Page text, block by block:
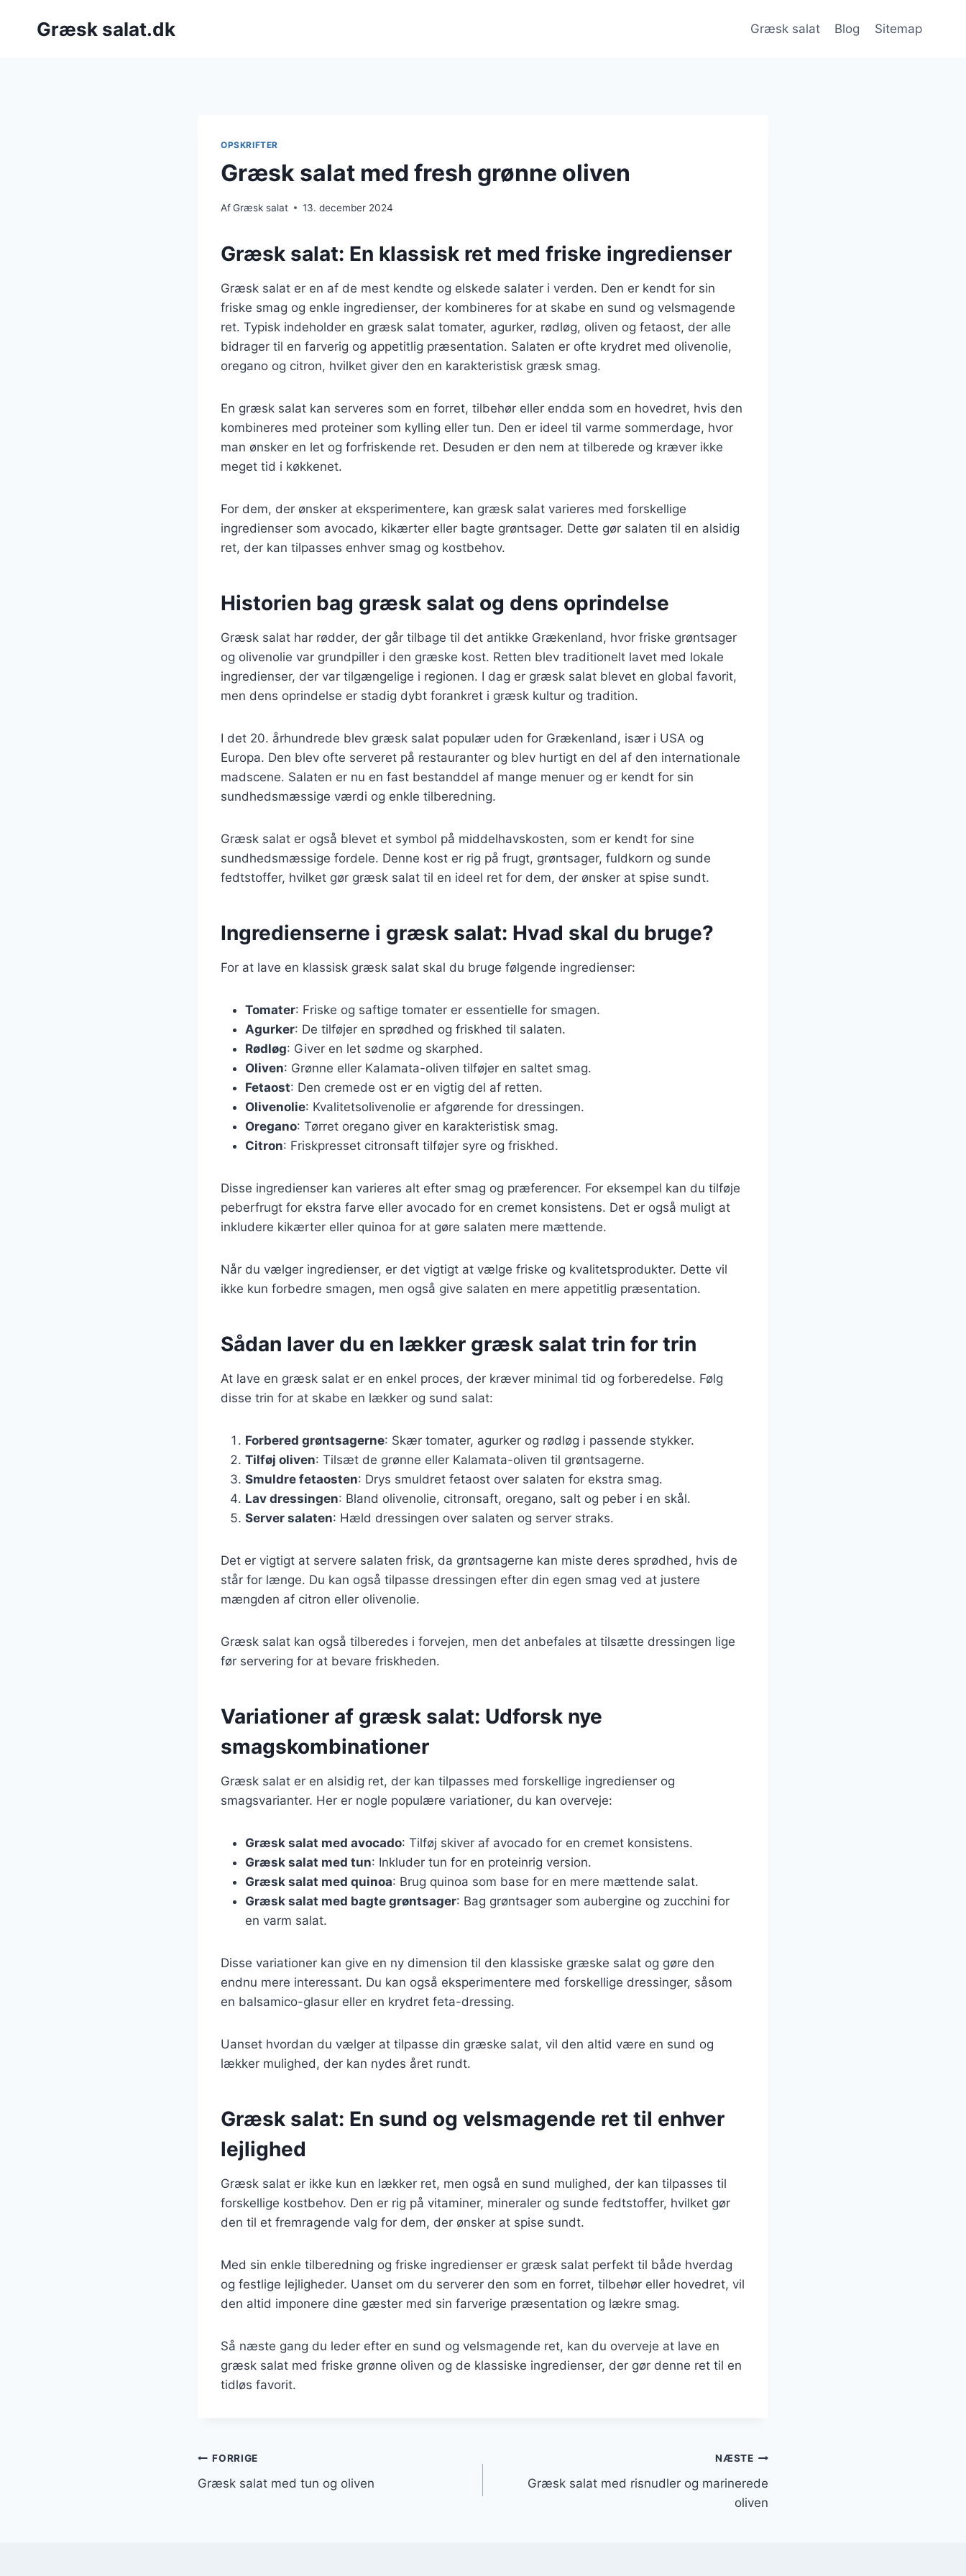
Græsk salat.dk Græsk salat Blog Sitemap
OPSKRIFTER
Græsk salat med fresh grønne oliven
AfGræsk salat 13. december 2024
Græsk salat: En klassisk ret med friske ingredienser
Græsk salat er en af de mest kendte og elskede salater i verden. Den er kendt for sin
friske smag og enkle ingredienser, der kombineres for at skabe en sund og velsmagende
ret. Typisk indeholder en græsk salat tomater, agurker, rødløg, oliven og fetaost, der alle
bidrager til en farverig og appetitlig præsentation. Salaten er ofte krydret med olivenolie,
oregano og citron, hvilket giver den en karakteristisk græsk smag.
En græsk salat kan serveres som en forret, tilbehør eller endda som en hovedret, hvis den
kombineres med proteiner som kylling eller tun. Den er ideel til varme sommerdage, hvor
man ønsker en let og forfriskende ret. Desuden er den nem at tilberede og kræver ikke
meget tid i køkkenet.
For dem, der ønsker at eksperimentere, kan græsk salat varieres med forskellige
ingredienser som avocado, kikærter eller bagte grøntsager. Dette gør salaten til en alsidig
ret, der kan tilpasses enhver smag og kostbehov.
Historien bag græsk salat og dens oprindelse
Græsk salat har rødder, der går tilbage til det antikke Grækenland, hvor friske grøntsager
og olivenolie var grundpiller i den græske kost. Retten blev traditionelt lavet med lokale
ingredienser, der var tilgængelige i regionen. I dag er græsk salat blevet en global favorit,
men dens oprindelse er stadig dybt forankret i græsk kultur og tradition.
I det 20. århundrede blev græsk salat populær uden for Grækenland, især i USA og
Europa. Den blev ofte serveret på restauranter og blev hurtigt en del af den internationale
madscene. Salaten er nu en fast bestanddel af mange menuer og er kendt for sin
sundhedsmæssige værdi og enkle tilberedning.
Græsk salat er også blevet et symbol på middelhavskosten, som er kendt for sine
sundhedsmæssige fordele. Denne kost er rig på frugt, grøntsager, fuldkorn og sunde
fedtstoffer, hvilket gør græsk salat til en ideel ret for dem, der ønsker at spise sundt.
Ingredienserne i græsk salat: Hvad skal du bruge?
For at lave en klassisk græsk salat skal du bruge følgende ingredienser:
Tomater: Friske og saftige tomater er essentielle for smagen.
Agurker: De tilføjer en sprødhed og friskhed til salaten.
Rødløg: Giver en let sødme og skarphed.
Oliven: Grønne eller Kalamata-oliven tilføjer en saltet smag.
Fetaost: Den cremede ost er en vigtig del af retten.
Olivenolie: Kvalitetsolivenolie er afgørende for dressingen.
Oregano: Tørret oregano giver en karakteristisk smag.
Citron: Friskpresset citronsaft tilføjer syre og friskhed.
Disse ingredienser kan varieres alt efter smag og præferencer. For eksempel kan du tilføje
peberfrugt for ekstra farve eller avocado for en cremet konsistens. Det er også muligt at
inkludere kikærter eller quinoa for at gøre salaten mere mættende.
Når du vælger ingredienser, er det vigtigt at vælge friske og kvalitetsprodukter. Dette vil
ikke kun forbedre smagen, men også give salaten en mere appetitlig præsentation.
Sådan laver du en lækker græsk salat trin for trin
At lave en græsk salat er en enkel proces, der kræver minimal tid og forberedelse. Følg
disse trin for at skabe en lækker og sund salat:
Forbered grøntsagerne: Skær tomater, agurker og rødløg i passende stykker.
Tilføj oliven: Tilsæt de grønne eller Kalamata-oliven til grøntsagerne.
Smuldre fetaosten: Drys smuldret fetaost over salaten for ekstra smag.
Lav dressingen: Bland olivenolie, citronsaft, oregano, salt og peber i en skål.
Server salaten: Hæld dressingen over salaten og server straks.
Det er vigtigt at servere salaten frisk, da grøntsagerne kan miste deres sprødhed, hvis de
står for længe. Du kan også tilpasse dressingen efter din egen smag ved at justere
mængden af citron eller olivenolie.
Græsk salat kan også tilberedes i forvejen, men det anbefales at tilsætte dressingen lige
før servering for at bevare friskheden.
Variationer af græsk salat: Udforsk nye
smagskombinationer
Græsk salat er en alsidig ret, der kan tilpasses med forskellige ingredienser og
smagsvarianter. Her er nogle populære variationer, du kan overveje:
Græsk salat med avocado: Tilføj skiver af avocado for en cremet konsistens.
Græsk salat med tun: Inkluder tun for en proteinrig version.
Græsk salat med quinoa: Brug quinoa som base for en mere mættende salat.
Græsk salat med bagte grøntsager: Bag grøntsager som aubergine og zucchini for
en varm salat.
Disse variationer kan give en ny dimension til den klassiske græske salat og gøre den
endnu mere interessant. Du kan også eksperimentere med forskellige dressinger, såsom
en balsamico-glasur eller en krydret feta-dressing.
Uanset hvordan du vælger at tilpasse din græske salat, vil den altid være en sund og
lækker mulighed, der kan nydes året rundt.
Græsk salat: En sund og velsmagende ret til enhver
lejlighed
Græsk salat er ikke kun en lækker ret, men også en sund mulighed, der kan tilpasses til
forskellige kostbehov. Den er rig på vitaminer, mineraler og sunde fedtstoffer, hvilket gør
den til et fremragende valg for dem, der ønsker at spise sundt.
Med sin enkle tilberedning og friske ingredienser er græsk salat perfekt til både hverdag
og festlige lejligheder. Uanset om du serverer den som en forret, tilbehør eller hovedret, vil
den altid imponere dine gæster med sin farverige præsentation og lækre smag.
Så næste gang du leder efter en sund og velsmagende ret, kan du overveje at lave en
græsk salat med friske grønne oliven og de klassiske ingredienser, der gør denne ret til en
tidløs favorit.
Indlægsnavigation
FORRIGE
Græsk salat med tun og oliven
NÆSTE
Græsk salat med risnudler og marinerede
oliven